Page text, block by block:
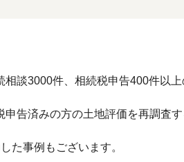
談3000件、相続税申告400件以
告済みの方の土地評価を再調査
た事例もございます。